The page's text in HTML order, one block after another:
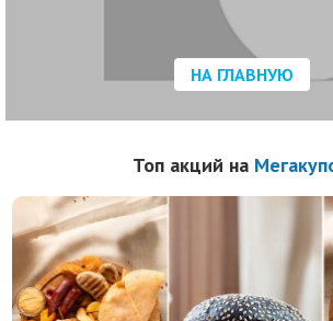
НА ГЛАВНУЮ
Топ акций на